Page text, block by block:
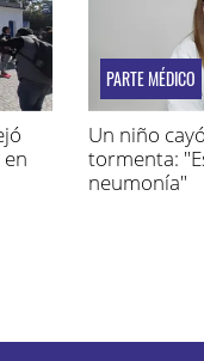
PARTE MÉDICO
Un niño
tormenta:
neumonía"